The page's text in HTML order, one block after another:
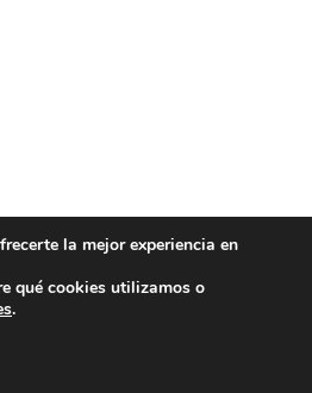
la mejor experiencia en
qué cookies utilizamos o
.